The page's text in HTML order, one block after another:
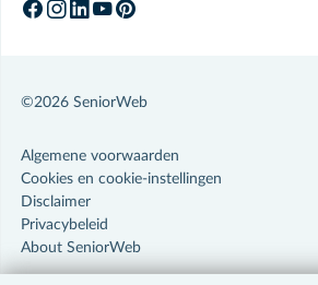
©2026 SeniorWeb
Algemene voorwaarden
Cookies en cookie-instellingen
Disclaimer
Privacybeleid
About SeniorWeb